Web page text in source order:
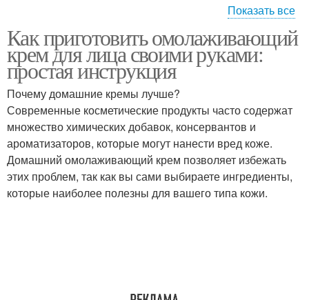
Кремы для лица Лица по версии
Косметика с помощью Бумажная косметика
Цвета для бумажной
косметики
Ароматы для бумажной
косметики
Показать все
Как приготовить омолаживающий
крем для лица своими руками:
простая инструкция
Почему домашние кремы лучше?
Современные косметические продукты часто содержат
множество химических добавок, консервантов и
ароматизаторов, которые могут нанести вред коже.
Домашний омолаживающий крем позволяет избежать
этих проблем, так как вы сами выбираете ингредиенты,
которые наиболее полезны для вашего типа кожи.